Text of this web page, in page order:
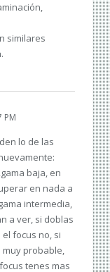
similares
PM
lo de las
baja, en
en nada a
intermedia,
a ver, si doblas
focus no, si
muy probable,
tenes mas